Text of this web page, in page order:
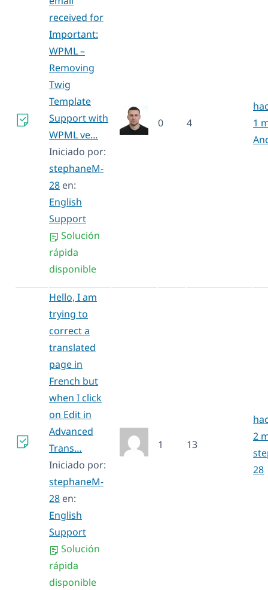
received for
Important:
WPML –
Removing
Twig
Template
Support with
WPML ve…
Iniciado por:
stephaneM-
28 en:
English
Support
Solución
rápida
disponible
0 4
1
Hello, I am
trying to
correct a
translated
page in
French but
when I click
on Edit in
Advanced
Trans…
Iniciado por:
stephaneM-
28 en:
English
Support
Solución
rápida
disponible
1 13
2
28